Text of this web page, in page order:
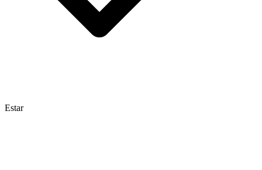
Estar